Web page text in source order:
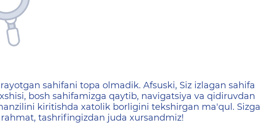
не найдена
sahifani topa olmadik. Afsuski, Siz izlagan sahifa
bosh sahifamizga qaytib, navigatsiya va qidiruvdan
kiritishda xatolik borligini tekshirgan ma'qul. Sizga
tashrifingizdan juda xursandmiz!